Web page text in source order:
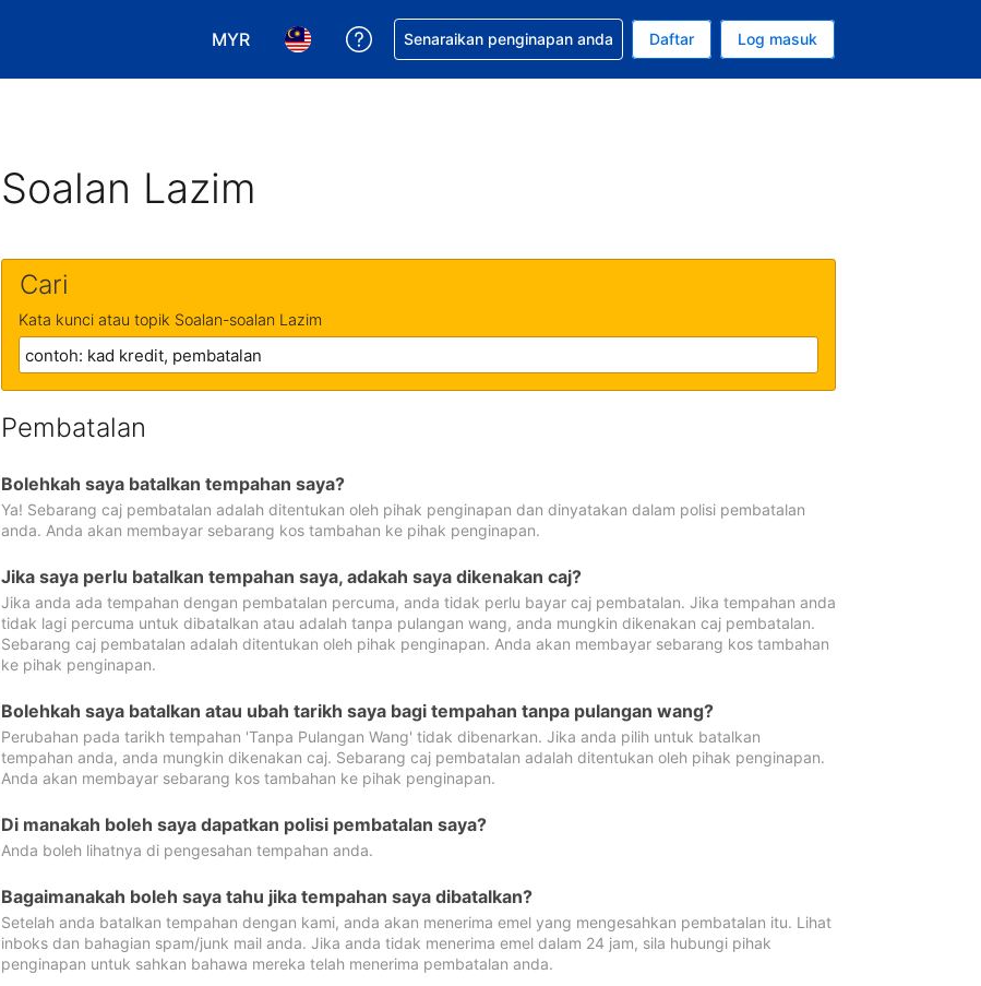
MYR
Pilih mata wang anda. Mata wang semasa anda adalah Ringgit Malaysia
Pilih bahasa anda. Bahasa semasa anda adalah Bahasa Malaysia
Dapatkan bantuan bagi tempahan anda
Senaraikan penginapan anda Daftar Log masuk
Soalan Lazim
Cari
Kata kunci atau topik Soalan-soalan Lazim
Pembatalan
Bolehkah saya batalkan tempahan saya?
Ya! Sebarang caj pembatalan adalah ditentukan oleh pihak penginapan dan dinyatakan dalam polisi pembatalan
anda. Anda akan membayar sebarang kos tambahan ke pihak penginapan.
Jika saya perlu batalkan tempahan saya, adakah saya dikenakan caj?
Jika anda ada tempahan dengan pembatalan percuma, anda tidak perlu bayar caj pembatalan. Jika tempahan anda
tidak lagi percuma untuk dibatalkan atau adalah tanpa pulangan wang, anda mungkin dikenakan caj pembatalan.
Sebarang caj pembatalan adalah ditentukan oleh pihak penginapan. Anda akan membayar sebarang kos tambahan
ke pihak penginapan.
Bolehkah saya batalkan atau ubah tarikh saya bagi tempahan tanpa pulangan wang?
Perubahan pada tarikh tempahan 'Tanpa Pulangan Wang' tidak dibenarkan. Jika anda pilih untuk batalkan
tempahan anda, anda mungkin dikenakan caj. Sebarang caj pembatalan adalah ditentukan oleh pihak penginapan.
Anda akan membayar sebarang kos tambahan ke pihak penginapan.
Di manakah boleh saya dapatkan polisi pembatalan saya?
Anda boleh lihatnya di pengesahan tempahan anda.
Bagaimanakah boleh saya tahu jika tempahan saya dibatalkan?
Setelah anda batalkan tempahan dengan kami, anda akan menerima emel yang mengesahkan pembatalan itu. Lihat
inboks dan bahagian spam/junk mail anda. Jika anda tidak menerima emel dalam 24 jam, sila hubungi pihak
penginapan untuk sahkan bahawa mereka telah menerima pembatalan anda.